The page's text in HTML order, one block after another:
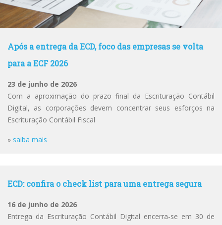
Após a entrega da ECD, foco das empresas se volta
para a ECF 2026
23 de junho de 2026
Com a aproximação do prazo final da Escrituração Contábil
Digital, as corporações devem concentrar seus esforços na
Escrituração Contábil Fiscal
» saiba mais
ECD: confira o check list para uma entrega segura
16 de junho de 2026
Entrega da Escrituração Contábil Digital encerra-se em 30 de